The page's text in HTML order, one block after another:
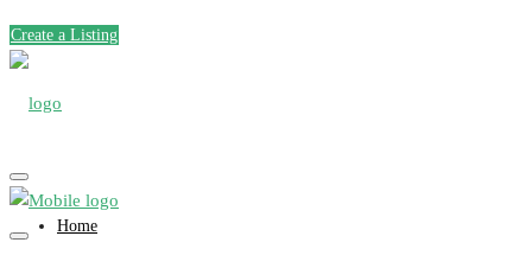
Create a Listing
Home